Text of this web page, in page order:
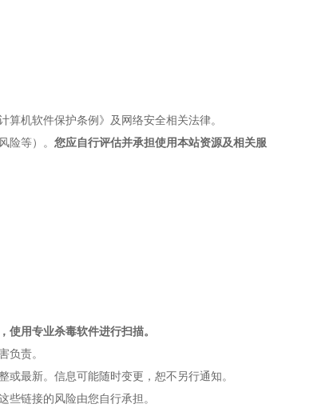
机软件保护条例》及网络安全相关法律。
险等）。 您应自行评估并承担使用本站资源及相关服
使用专业杀毒软件进行扫描。
负责。
最新。信息可能随时变更，恕不另行通知。
链接的风险由您自行承担。